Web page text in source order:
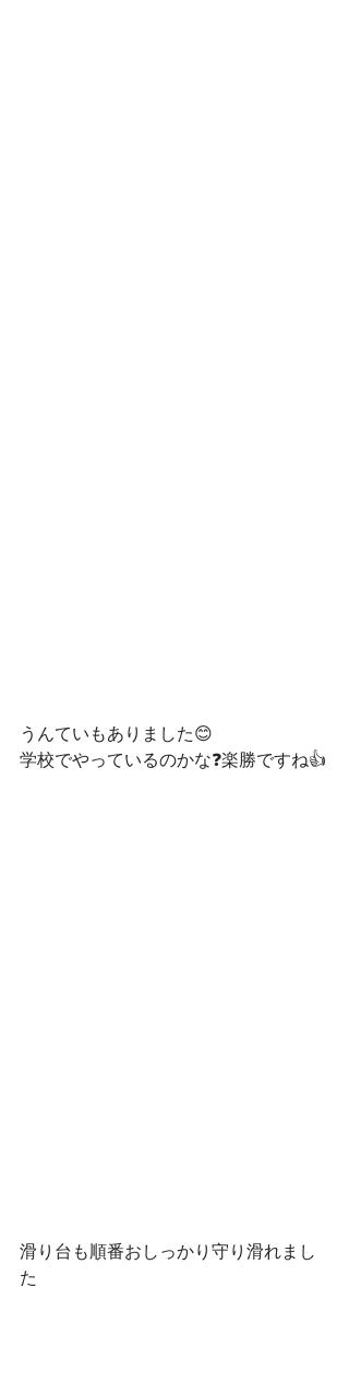
うんていもありました😊
学校でやっているのかな❓楽勝ですね👍
滑り台も順番おしっかり守り滑れまし
た